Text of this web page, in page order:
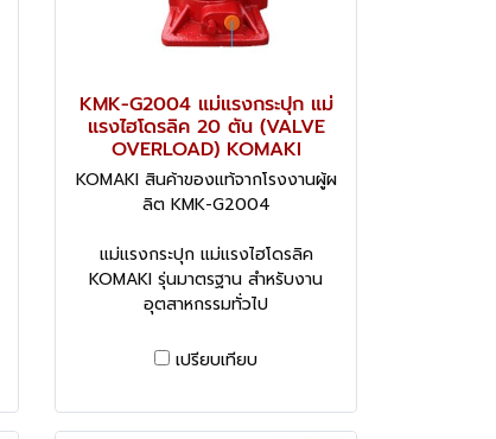
KMK-G2004 แม่แรงกระปุก แม่
แรงไฮโดรลิค 20 ตัน (VALVE
OVERLOAD) KOMAKI
KOMAKI สินค้าของแท้จากโรงงานผู้ผ
ลิต KMK-G2004
แม่แรงกระปุก แม่แรงไฮโดรลิค
KOMAKI รุ่นมาตรฐาน สำหรับงาน
อุตสาหกรรมทั่วไป
เปรียบเทียบ